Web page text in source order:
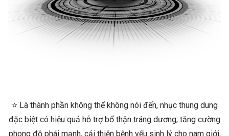
⭐ Là thành phần không thể không nói đến, nhục thung dung
đặc biệt có hiệu quả hỗ trợ bổ thận tráng dương, tăng cường
phong độ phái mạnh, cải thiện bệnh yếu sinh lý cho nam giới,